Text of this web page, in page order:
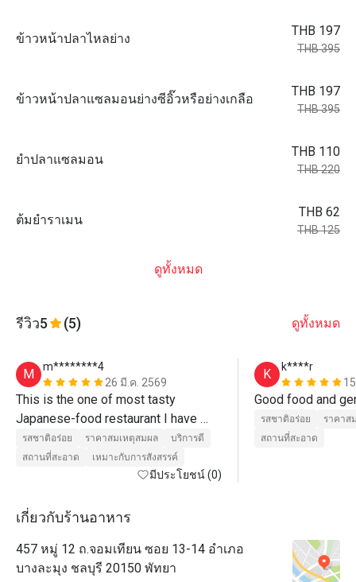
ข้าวหน้าปลาไหลย่าง
THB 197
THB 395
ข้าวหน้าปลาแซลมอนย่างซีอิ๊วหรือย่างเกลือ
THB 197
THB 395
ยำปลาแซลมอน
THB 110
THB 220
ต้มยำราเมน
THB 62
THB 125
ดูทั้งหมด
รีวิว5 (5) ดูทั้งหมด
M
m********4
26 มี.ค. 2569
This is the one of most tasty
Japanese-food restaurant I have
visited. Great food. Recommend.
Even recommend without discount.
один из лучших ресторанов
Берите сет суши —
восхитительный рис и рыба! Ну и
รสชาติอร่อย ราคาสมเหตุสมผล
บริการดี
สถานที่สะอาด
เหมาะกับการสังสรรค์
มีประโยชน์ (0)
K
k****r
รสชาติอร่อย
ราคาส
สถานที่สะอาด
เกี่ยวกับร้านอาหาร
457 หมู่ 12 ถ.จอมเทียน ซอย 13-14 อำเภอ
บางละมุง ชลบุรี 20150 พัทยา